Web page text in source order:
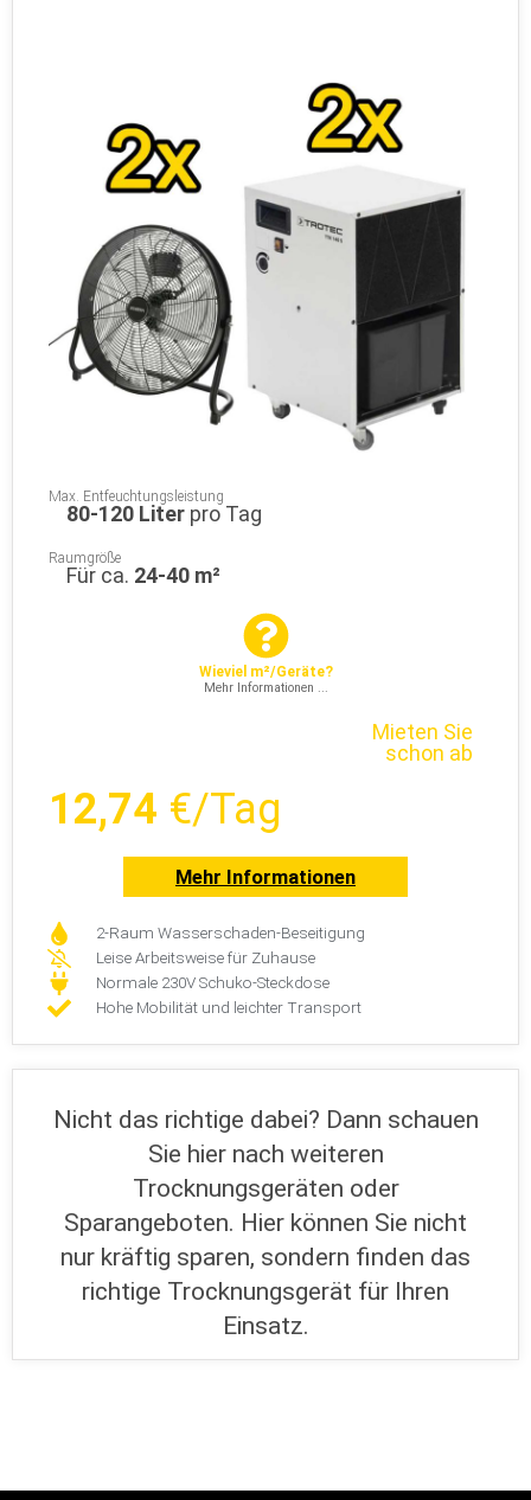
Max. Entfeuchtungsleistung
80-120 Liter pro Tag
Raumgröße
Für ca. 24-40 m²
Wieviel m²/Geräte?
Mehr Informationen ...
Mieten Sie
schon ab
12,74 €/Tag
Mehr Informationen
2-Raum Wasserschaden-Beseitigung
Leise Arbeitsweise für Zuhause
Normale 230V Schuko-Steckdose
Hohe Mobilität und leichter Transport
Nicht das richtige dabei? Dann schauen
Sie hier nach weiteren
Trocknungsgeräten oder
Sparangeboten. Hier können Sie nicht
nur kräftig sparen, sondern finden das
richtige Trocknungsgerät für Ihren
Einsatz.